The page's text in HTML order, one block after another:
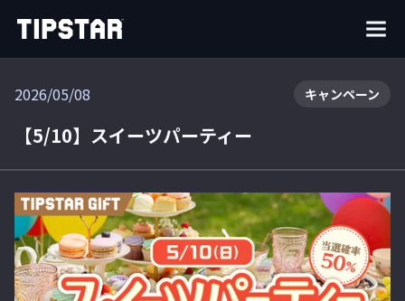
2026/05/08 キャンペーン
【5/10】スイーツパーティー